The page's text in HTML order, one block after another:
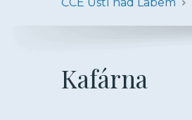
Kafárna